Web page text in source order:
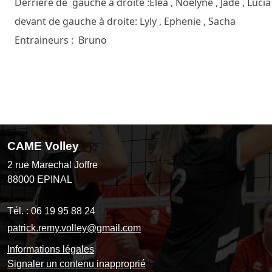
devant de gauche à droite: Lyly , Ephenie , Sacha
Entraineurs : Bruno
CAME Volley
2 rue Marechal Joffre
88000 EPINAL
Tél. :06 19 95 88 24
patrick.remy.volley@gmail.com
Informations légales
Signaler un contenu inapproprié